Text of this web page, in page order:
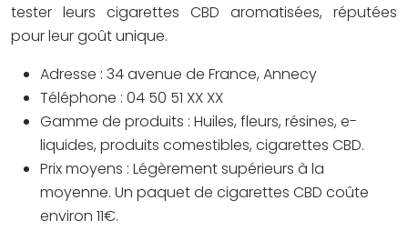
tester leurs cigarettes CBD aromatisées, réputées
pour leur goût unique.
Adresse : 34 avenue de France, Annecy
Téléphone : 04 50 51 XX XX
Gamme de produits : Huiles, fleurs, résines, e-
liquides, produits comestibles, cigarettes CBD.
Prix moyens : Légèrement supérieurs à la
moyenne. Un paquet de cigarettes CBD coûte
environ 11€.